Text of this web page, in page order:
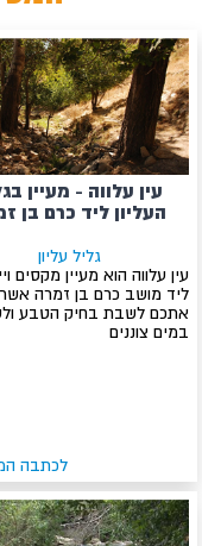
עין עלווה - מעיין
העליון ליד כרם בן
גליל עליון
עין עלווה הוא מעיין מקסים
ליד מושב כרם בן זמרה אשר
אתכם לשבת בחיק הטבע
במים צוננים
לכתבה